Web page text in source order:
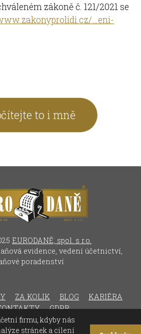
firmu, kdyby nás
stránek a cílení
zákoně č. 121/2021 se
…eni-
to i mně
EURODANĚ, spol. s r.o.
evidence, vedení účetnictví,
poradenství
ZA KOLIK BLOG
KARIÉRA
GDPR